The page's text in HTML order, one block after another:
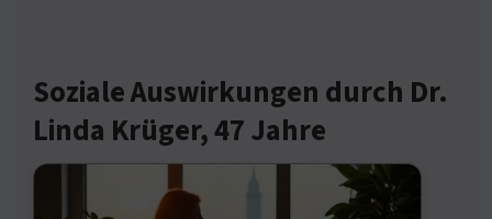
Soziale Auswirkungen durch Dr.
Linda Krüger, 47 Jahre